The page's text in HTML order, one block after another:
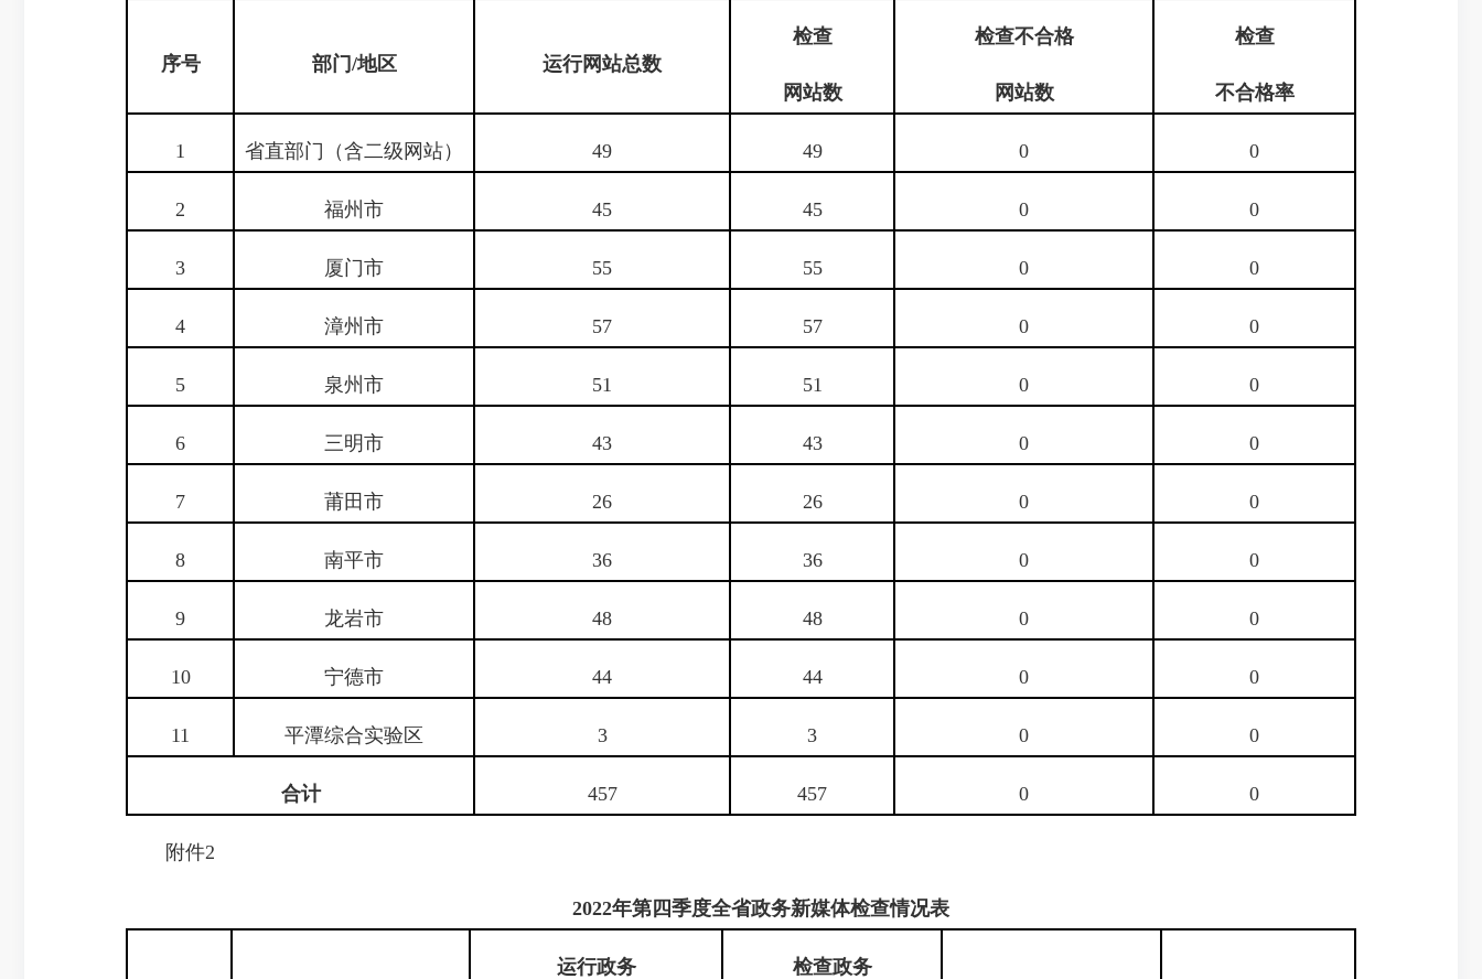
序号 部门/地区 运行网站总数
检查
网站数
检查不合格
网站数
检查
不合格率
1 省直部门（含二级网站） 49 49 0 0
2 福州市 45 45 0 0
3 厦门市 55 55 0 0
4 漳州市 57 57 0 0
5 泉州市 51 51 0 0
6 三明市 43 43 0 0
7 莆田市 26 26 0 0
8 南平市 36 36 0 0
9 龙岩市 48 48 0 0
10 宁德市 44 44 0 0
11 平潭综合实验区 3 3 0 0
合计 457 457 0 0
附件2
2022年第四季度全省政务新媒体检查情况表
运行政务 检查政务